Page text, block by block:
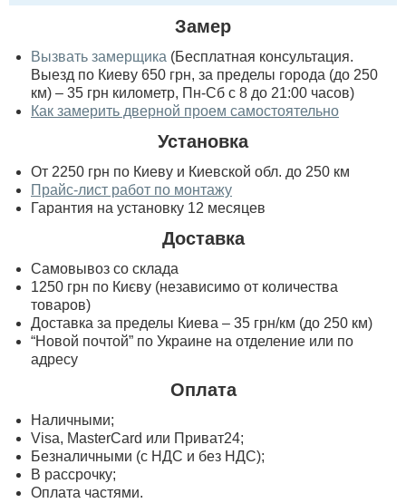
Замер
Вызвать замерщика (Бесплатная консультация.
Выезд по Киеву 650 грн, за пределы города (до 250
км) – 35 грн километр, Пн-Сб с 8 до 21:00 часов)
Как замерить дверной проем самостоятельно
Установка
От 2250 грн по Киеву и Киевской обл. до 250 км
Прайс-лист работ по монтажу
Гарантия на установку 12 месяцев
Доставка
Самовывоз со склада
1250 грн по Києву (независимо от количества
товаров)
Доставка за пределы Киева – 35 грн/км (до 250 км)
“Новой почтой” по Украине на отделение или по
адресу
Оплата
Наличными;
Visa, MasterСard или Приват24;
Безналичными (с НДС и без НДС);
В рассрочку;
Оплата частями.